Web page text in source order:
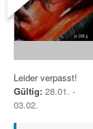
Leider verpasst!
Gültig: 28.01. -
03.02.